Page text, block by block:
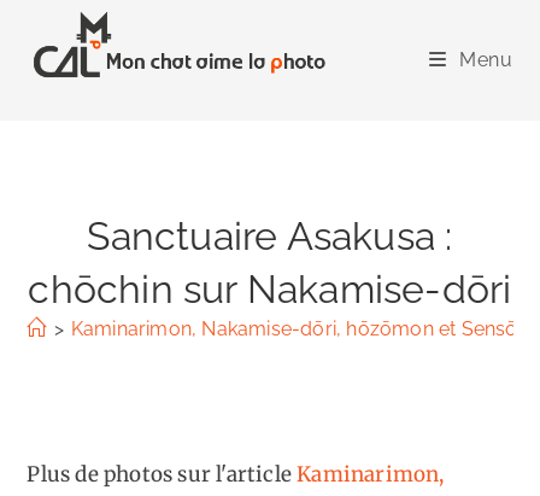
content
Menu
Sanctuaire Asakusa :
chōchin sur Nakamise-dōri
> Kaminarimon, Nakamise-dōri, hōzōmon et Sensō-ji
Plus de photos sur l'articleKaminarimon,